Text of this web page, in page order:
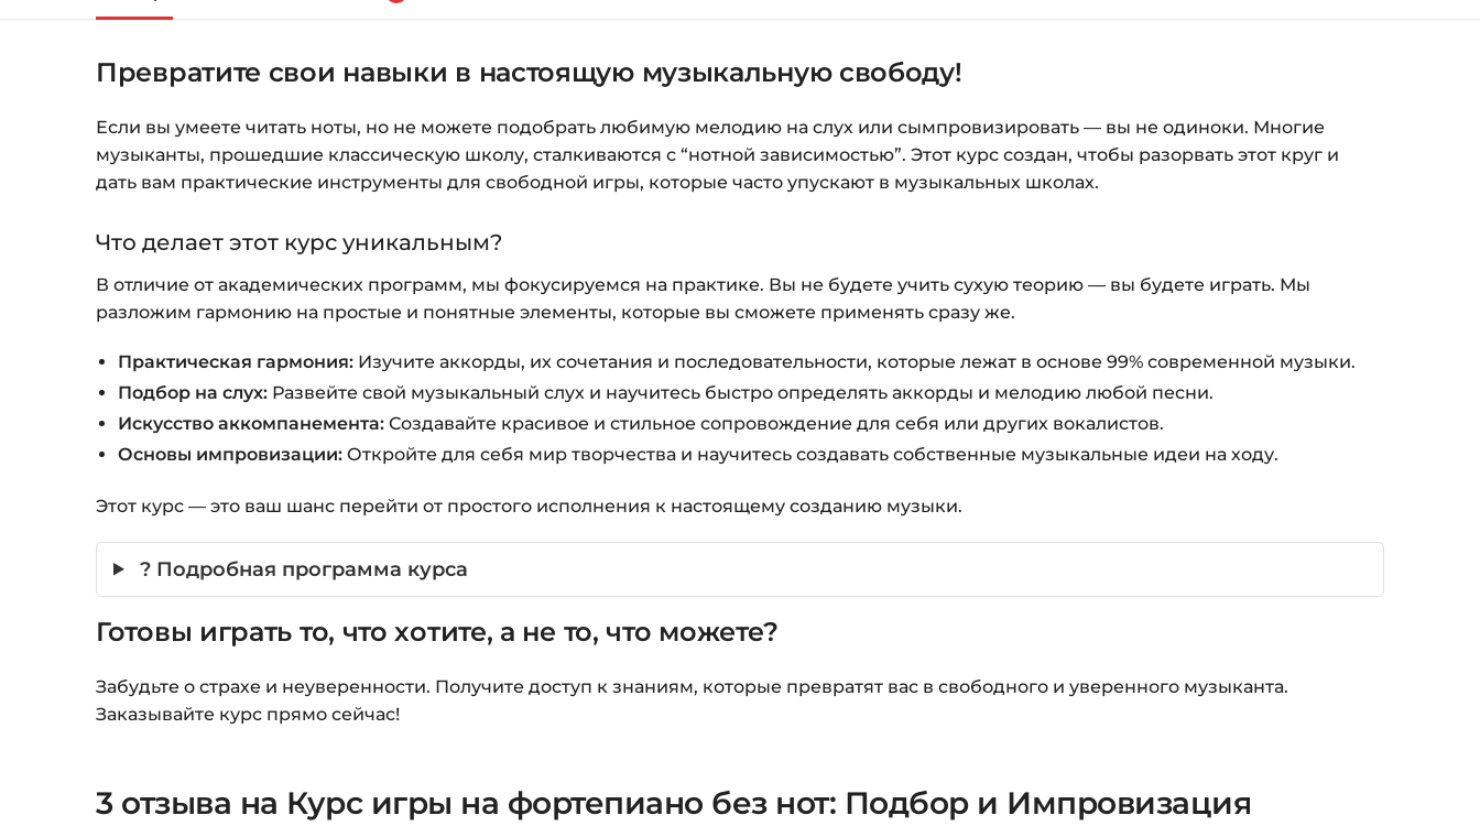
Оплатите удобным способом (более 8 способов оплаты).
«Перейти к загрузкам». Нажмите её — и откроется страница с
курсами.
Подробнее об оплате и безопасности — в справке >>>
Вопросы? Пишите наinfo@siluette.com.uaили в чат на сайте.
Превратите свои навыки в настоящую музыкальную свободу!
Если вы умеете читать ноты, но не можете подобрать любимую мелодию на слух или сымпровизировать — вы не одиноки. Многие
музыканты, прошедшие классическую школу, сталкиваются с “нотной зависимостью”. Этот курс создан, чтобы разорвать этот круг и
дать вам практические инструменты для свободной игры, которые часто упускают в музыкальных школах.
Что делает этот курс уникальным?
В отличие от академических программ, мы фокусируемся на практике. Вы не будете учить сухую теорию — вы будете играть. Мы
разложим гармонию на простые и понятные элементы, которые вы сможете применять сразу же.
Практическая гармония: Изучите аккорды, их сочетания и последовательности, которые лежат в основе 99% современной музыки.
Подбор на слух: Развейте свой музыкальный слух и научитесь быстро определять аккорды и мелодию любой песни.
Искусство аккомпанемента: Создавайте красивое и стильное сопровождение для себя или других вокалистов.
Основы импровизации: Откройте для себя мир творчества и научитесь создавать собственные музыкальные идеи на ходу.
Этот курс — это ваш шанс перейти от простого исполнения к настоящему созданию музыки.
? Подробная программа курса
Готовы играть то, что хотите, а не то, что можете?
Забудьте о страхе и неуверенности. Получите доступ к знаниям, которые превратят вас в свободного и уверенного музыканта.
Заказывайте курс прямо сейчас!
3 отзыва на Курс игры на фортепиано без нот: Подбор и Импровизация